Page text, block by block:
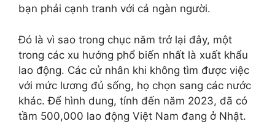
bạn phải cạnh tranh với cả ngàn người.
Đó là vì sao trong chục năm trở lại đây, một
trong các xu hướng phổ biến nhất là xuất khẩu
lao động. Các cử nhân khi không tìm được việc
với mức lương đủ sống, họ chọn sang các nước
khác. Để hình dung, tính đến năm 2023, đã có
tầm 500,000 lao động Việt Nam đang ở Nhật.